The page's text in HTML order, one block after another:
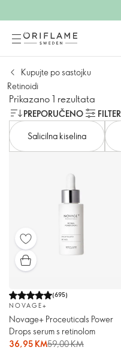
Kupujte po sastojku
Retinoidi
Prikazano 1 rezultata
PREPORUČENO
FILTER
Salicilna kiselina
(695)
NOVAGE+
Novage+ Proceuticals Power
Drops serum s retinolom
36,95 KM59,00 KM